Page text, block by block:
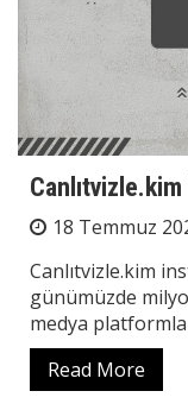
18 Temmuz
Canlıtvizle.kim
günümüzde
medya
Read More